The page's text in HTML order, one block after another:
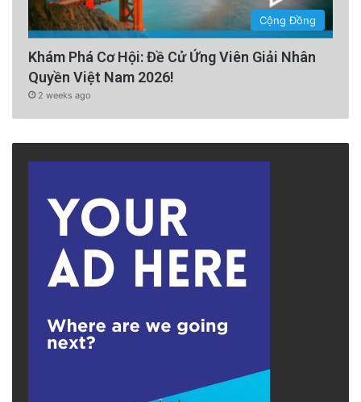
Cộng Đồng
Khám Phá Cơ Hội: Đề Cử Ứng Viên Giải Nhân
Quyền Việt Nam 2026!
2 weeks ago